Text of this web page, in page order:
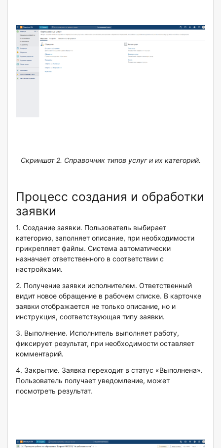
Скриншот 2. Справочник типов услуг и их категорий.
Процесс создания и обработки
заявки
1. Создание заявки. Пользователь выбирает
категорию, заполняет описание, при необходимости
прикрепляет файлы. Система автоматически
назначает ответственного в соответствии с
настройками.
2. Получение заявки исполнителем. Ответственный
видит новое обращение в рабочем списке. В карточке
заявки отображается не только описание, но и
инструкция, соответствующая типу заявки.
3. Выполнение. Исполнитель выполняет работу,
фиксирует результат, при необходимости оставляет
комментарий.
4. Закрытие. Заявка переходит в статус «Выполнена».
Пользователь получает уведомление, может
посмотреть результат.